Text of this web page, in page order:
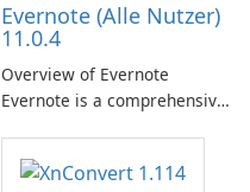
need predictable …
Evernote (Alle Nutzer)
11.0.4
Overview of Evernote
Evernote is a comprehensive
users capture, organize, and